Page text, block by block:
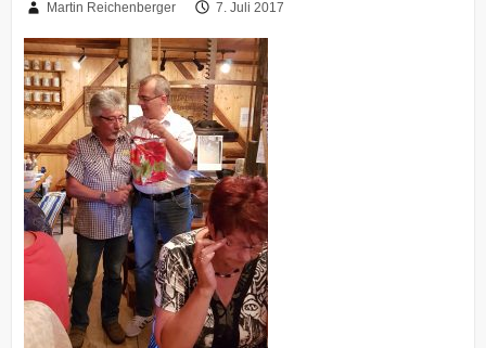
Martin Reichenberger 7. Juli 2017